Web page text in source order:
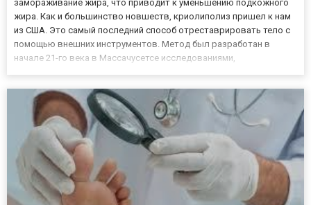
замораживание жира, что приводит к уменьшению подкожного
жира. Как и большинство новшеств, криолиполиз пришел к нам
из США. Это самый последний способ отреставрировать тело с
помощью внешних инструментов. Метод был разработан в
начале 21-го века в Массачусетсе исследованиями,
юридически принят в Ев...